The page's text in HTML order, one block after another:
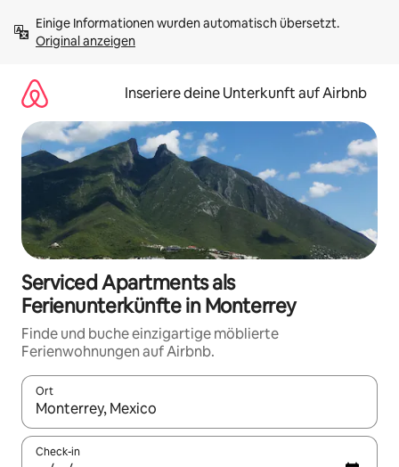
Inhalten
springenOriginal anzeigen
Inseriere deine Unterkunft auf Airbnb
Serviced Apartments als
Ferienunterkünfte in Monterrey
Finde und buche einzigartige möblierte
Ferienwohnungen auf Airbnb.
Ort
Wenn Ergebnisse verfügbar sind, navigiere mit den
Check-in